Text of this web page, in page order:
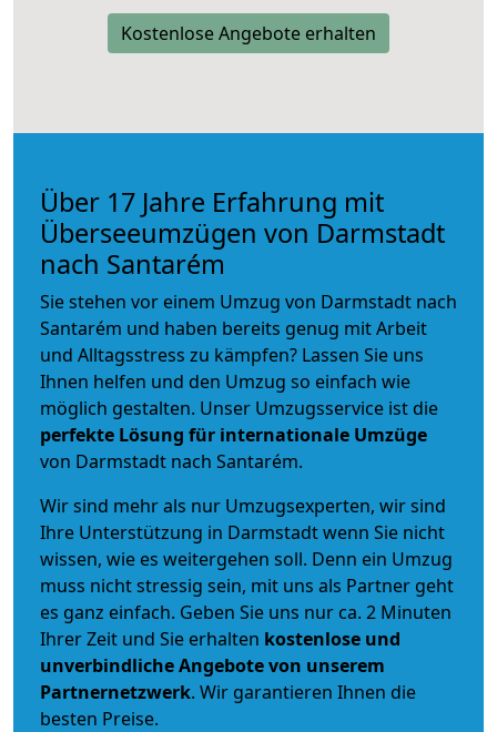
Kostenlose Angebote erhalten
Über 17 Jahre Erfahrung mit
Überseeumzügen von Darmstadt
nach Santarém
Sie stehen vor einem Umzug von Darmstadt nach
Santarém und haben bereits genug mit Arbeit
und Alltagsstress zu kämpfen? Lassen Sie uns
Ihnen helfen und den Umzug so einfach wie
möglich gestalten. Unser Umzugsservice ist die
perfekte Lösung für internationale Umzüge
von Darmstadt nach Santarém.
Wir sind mehr als nur Umzugsexperten, wir sind
Ihre Unterstützung in Darmstadt wenn Sie nicht
wissen, wie es weitergehen soll. Denn ein Umzug
muss nicht stressig sein, mit uns als Partner geht
es ganz einfach. Geben Sie uns nur ca. 2 Minuten
Ihrer Zeit und Sie erhalten kostenlose und
unverbindlicheAngebote von unserem
Partnernetzwerk. Wir garantieren Ihnen die
besten Preise.